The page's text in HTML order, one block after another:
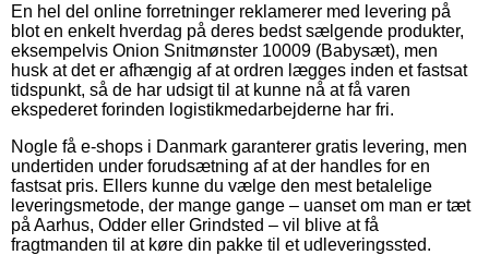
En hel del online forretninger reklamerer med levering på
blot en enkelt hverdag på deres bedst sælgende produkter,
eksempelvis Onion Snitmønster 10009 (Babysæt), men
husk at det er afhængig af at ordren lægges inden et fastsat
tidspunkt, så de har udsigt til at kunne nå at få varen
ekspederet forinden logistikmedarbejderne har fri.
Nogle få e-shops i Danmark garanterer gratis levering, men
undertiden under forudsætning af at der handles for en
fastsat pris. Ellers kunne du vælge den mest betalelige
leveringsmetode, der mange gange – uanset om man er tæt
på Aarhus, Odder eller Grindsted – vil blive at få
fragtmanden til at køre din pakke til et udleveringssted.